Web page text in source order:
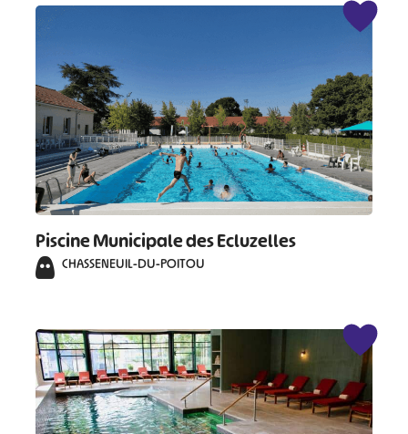
Piscine Municipale des Ecluzelles
CHASSENEUIL-DU-POITOU